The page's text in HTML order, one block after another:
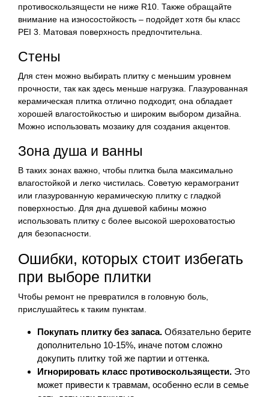
противоскользящести не ниже R10. Также обращайте
внимание на износостойкость – подойдет хотя бы класс
PEI 3. Матовая поверхность предпочтительна.
Стены
Для стен можно выбирать плитку с меньшим уровнем
прочности, так как здесь меньше нагрузка. Глазурованная
керамическая плитка отлично подходит, она обладает
хорошей влагостойкостью и широким выбором дизайна.
Можно использовать мозаику для создания акцентов.
Зона душа и ванны
В таких зонах важно, чтобы плитка была максимально
влагостойкой и легко чистилась. Советую керамогранит
или глазурованную керамическую плитку с гладкой
поверхностью. Для дна душевой кабины можно
использовать плитку с более высокой шероховатостью
для безопасности.
Ошибки, которых стоит избегать
при выборе плитки
Чтобы ремонт не превратился в головную боль,
прислушайтесь к таким пунктам.
Покупать плитку без запаса. Обязательно берите
дополнительно 10-15%, иначе потом сложно
докупить плитку той же партии и оттенка.
Игнорировать класс противоскользящести. Это
может привести к травмам, особенно если в семье